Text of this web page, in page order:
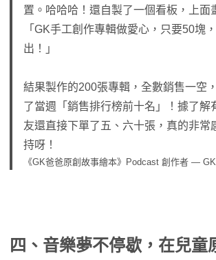
置。哈哈哈！還自製了一個看板，上面
「GK手工創作專輯做愛心，只要50塊
出！」
結果製作的200張專輯，全數銷售一空
了當週「銷售排行榜前十名」！據了解
友還直接下單了五、六十張，真的非常
持呀！
《GK爸爸原創故事繪本》Podcast 創作者 —
四、音樂夢不停歇，在兒童